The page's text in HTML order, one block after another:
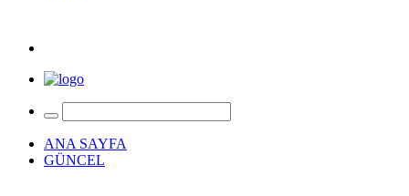
ANA SAYFA
GÜNCEL